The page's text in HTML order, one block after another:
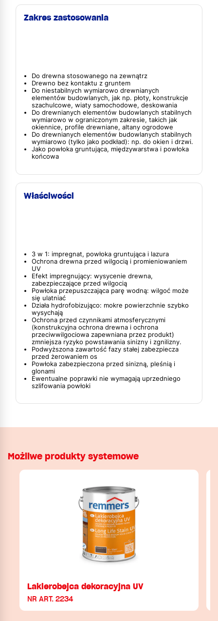
Zakres zastosowania
Do drewna stosowanego na zewnątrz
Drewno bez kontaktu z gruntem
Do niestabilnych wymiarowo drewnianych
elementów budowlanych, jak np. płoty, konstrukcje
szachulcowe, wiaty samochodowe, deskowania
Do drewnianych elementów budowlanych stabilnych
wymiarowo w ograniczonym zakresie, takich jak
okiennice, profile drewniane, altany ogrodowe
Do drewnianych elementów budowlanych stabilnych
wymiarowo (tylko jako podkład): np. do okien i drzwi.
Jako powłoka gruntująca, międzywarstwa i powłoka
końcowa
Właściwości
3 w 1: impregnat, powłoka gruntująca i lazura
Ochrona drewna przed wilgocią i promieniowaniem
UV
Efekt impregnujący: wysycenie drewna,
zabezpieczające przed wilgocią
Powłoka przepuszczająca parę wodną: wilgoć może
się ulatniać
Działa hydrofobizująco: mokre powierzchnie szybko
wysychają
Ochrona przed czynnikami atmosferycznymi
(konstrukcyjna ochrona drewna i ochrona
przeciwwilgociowa zapewniana przez produkt)
zmniejsza ryzyko powstawania sinizny i zgnilizny.
Podwyższona zawartość fazy stałej zabezpiecza
przed żerowaniem os
Powłoka zabezpieczona przed sinizną, pleśnią i
glonami
Ewentualne poprawki nie wymagają uprzedniego
szlifowania powłoki
Możliwe produkty systemowe
Lakierobejca dekoracyjna UV
NR ART. 2234